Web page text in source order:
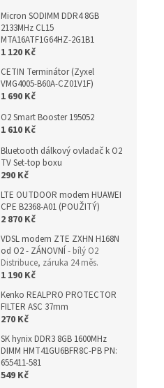
Micron SODIMM DDR4 8GB
2133MHz CL15
MTA16ATF1G64HZ-2G1B1
1 120 Kč
CETIN Terminátor (Zyxel
VMG4005-B60A-CZ01V1F)
1 690 Kč
O2 Smart Booster 195052
1 610 Kč
Bluetooth dálkový ovladač k O2
TV Set-top boxu
290 Kč
LTE OUTDOOR modem HUAWEI
CPE B2368-A01 (POUŽITÝ)
2 870 Kč
VDSL modem ZTE ZXHN H168N
od O2 - ZÁNOVNÍ - bílý O2
Distribuce, záruka 24 měs.
1 190 Kč
Kenko REALPRO PROTECTOR
FILTER ASC 37mm
270 Kč
SK hynix DDR3 8GB 1600MHz
DIMM HMT41GU6BFR8C-PB PN:
655411-581
549 Kč